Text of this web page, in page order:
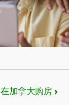
在加拿大购房